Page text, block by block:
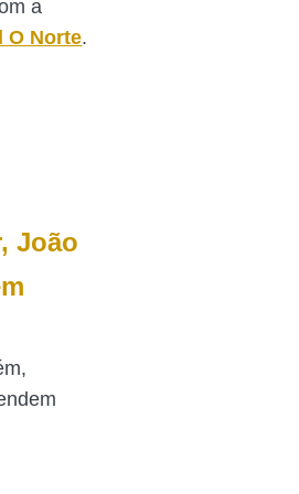
a
O Norte.
João